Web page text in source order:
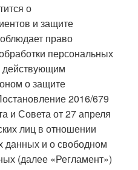
о
и защите
право
персональных
действующим
о защите
2016/679
и Совета от 27 апреля
лиц в отношении
данных и о свободном
(далее «Регламент»)